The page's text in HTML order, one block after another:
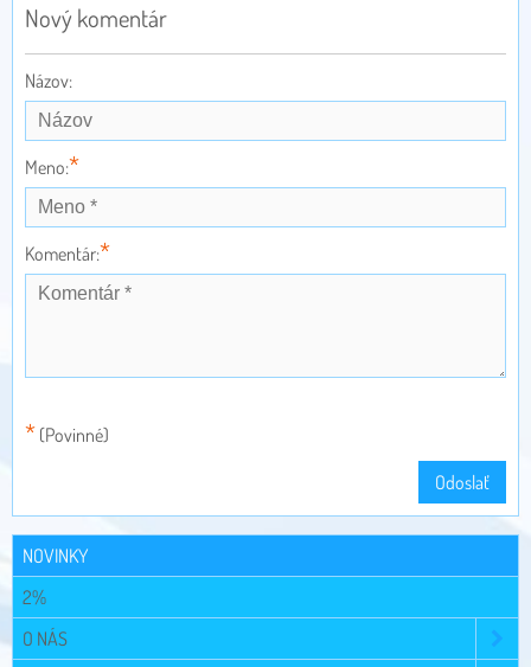
Nový komentár
Názov:
Meno:*
Komentár:*
* (Povinné)
Odoslať
NOVINKY
2%
O NÁS